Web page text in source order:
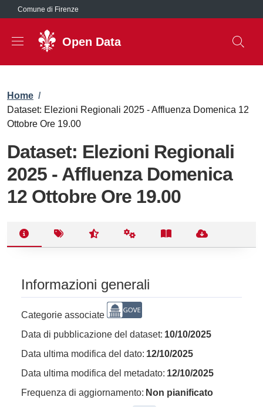
Salta al contenuto principale
Comune di Firenze
Open Data
Briciole di pane
Home /
Dataset: Elezioni Regionali 2025 - Affluenza Domenica 12
Ottobre Ore 19.00
Dataset: Elezioni Regionali
2025 - Affluenza Domenica
12 Ottobre Ore 19.00
Informazioni generali
Categorie associate
Data di pubblicazione del dataset: 10/10/2025
Data ultima modifica del dato: 12/10/2025
Data ultima modifica del metadato: 12/10/2025
Frequenza di aggiornamento: Non pianificato